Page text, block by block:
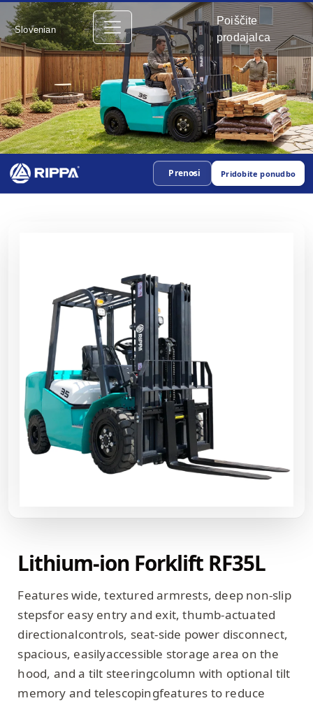
Slovenian
Poiščite
prodajalca
Prenosi Pridobite ponudbo
Lithium-ion Forklift RF35L
Features wide, textured armrests, deep non-slip
stepsfor easy entry and exit, thumb-actuated
directionalcontrols, seat-side power disconnect,
spacious, easilyaccessible storage area on the
hood, and a tilt steeringcolumn with optional tilt
memory and telescopingfeatures to reduce